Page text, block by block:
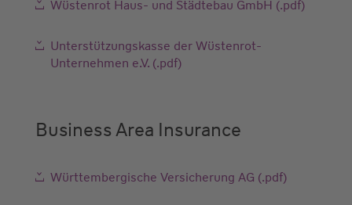
Wüstenrot Haus- und Städtebau GmbH (.pdf)
Unterstützungskasse der Wüstenrot-
Unternehmen e.V. (.pdf)
Business Area Insurance
Württembergische Versicherung AG (.pdf)